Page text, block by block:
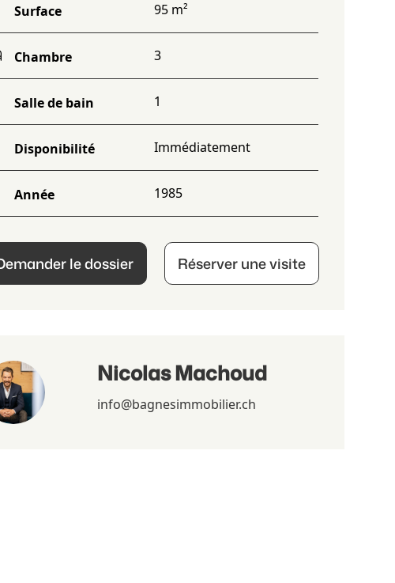
Surface 95 m²
Chambre 3
Salle de bain 1
Disponibilité Immédiatement
Année 1985
le dossier Réserver une visite
Nicolas Machoud
info@bagnesimmobilier.ch